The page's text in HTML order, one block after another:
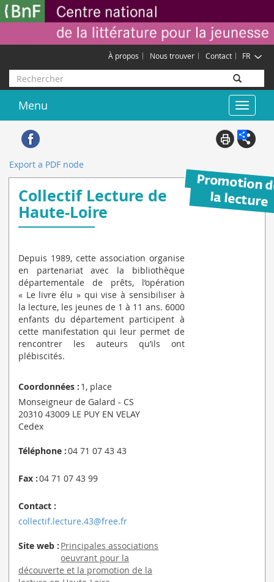
Aller
au
principal
FR
À propos Nous trouver Contact
Rechercher
Toggle
Menu
Export a PDF node
Collectif Lecture de
Haute-Loire
Depuis 1989, cette association organise
en partenariat avec la bibliothèque
départementale de prêts, l’opération
« Le livre élu » qui vise à sensibiliser à
la lecture, les jeunes de 1 à 11 ans. 6000
enfants du département participent à
cette manifestation qui leur permet de
rencontrer les auteurs qu’ils ont
plébiscités.
Coordonnées : 1, place
Monseigneur de Galard - CS
20310 43009 LE PUY EN VELAY
Cedex
Téléphone :04 71 07 43 43
Fax :04 71 07 43 99
Contact :
collectif.lecture.43@free.fr
Site web : Principales associations
oeuvrant pour la
découverte et la promotion de la
Gestion des cookies